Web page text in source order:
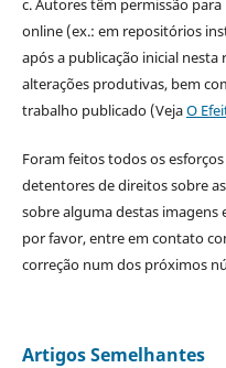
c. Autores têm permissão
online (ex.: em repositórios
após a publicação inicial
alterações produtivas, bem
trabalho publicado (VejaO
Foram feitos todos os
detentores de direitos sobre
sobre alguma destas
por favor, entre em contato
correção num dos próximos
Artigos Semelhantes